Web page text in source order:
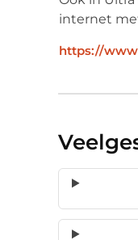
internet
https://